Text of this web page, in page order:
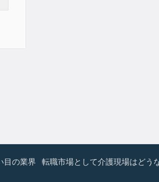
目の業界 転職市場として介護現場はどう